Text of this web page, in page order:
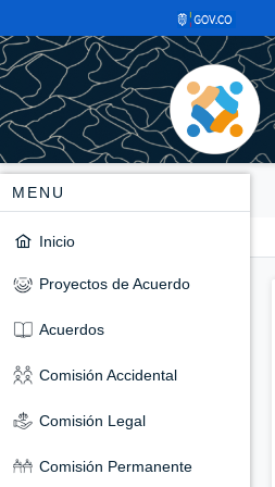
MENU
Inicio
Proyectos de Acuerdo
Acuerdos
Comisión Accidental
Comisión Legal
Comisión Permanente